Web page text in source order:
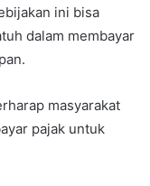
ini bisa
dalam membayar
masyarakat
pajak untuk